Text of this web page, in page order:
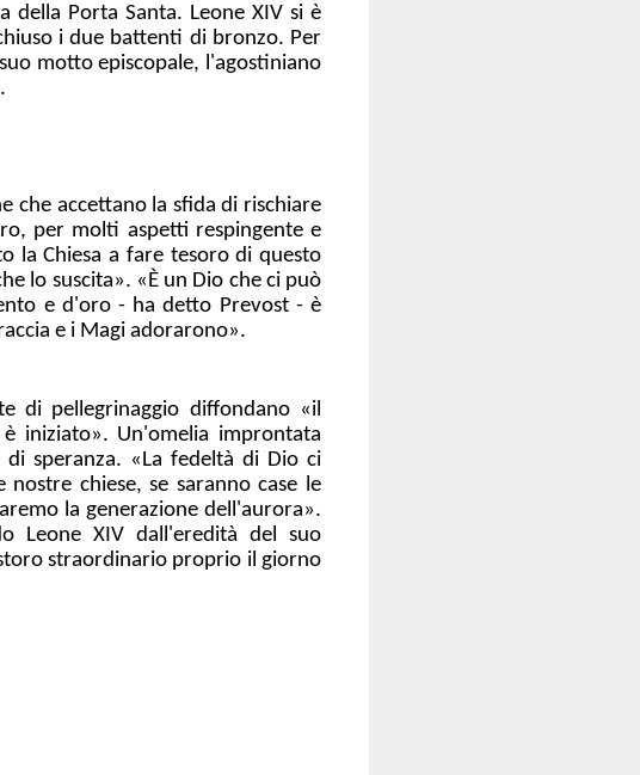
Porta Santa. Leone XIV si è
i due battenti di bronzo. Per
motto episcopale, l'agostiniano
che accettano la sfida di rischiare
per molti aspetti respingente e
la Chiesa a fare tesoro di questo
lo suscita». «È un Dio che ci può
e d'oro - ha detto Prevost - è
e i Magi adorarono».
di pellegrinaggio diffondano «il
iniziato». Un'omelia improntata
speranza. «La fedeltà di Dio ci
chiese, se saranno case le
la generazione dell'aurora».
Leone XIV dall'eredità del suo
straordinario proprio il giorno